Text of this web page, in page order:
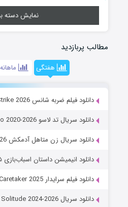
نمایش دسته
مطالب پربازدید
هفتگی ماهانه
دانلود فیلم ضربه شانس Lucky Strike 2026
دانلود سریال تد لاسو Ted Lasso 2020-2026
دانلود سریال زن متاهل آدمکش A Bona Fide Killer 2026
دانلود انیمیشن داستان اسباب‌بازی ۵ Toy Story 5 (2026)
دانلود فیلم سرایدار The Caretaker 2025
دانلود سریال One Hundred Years of Solitude 2024-2026